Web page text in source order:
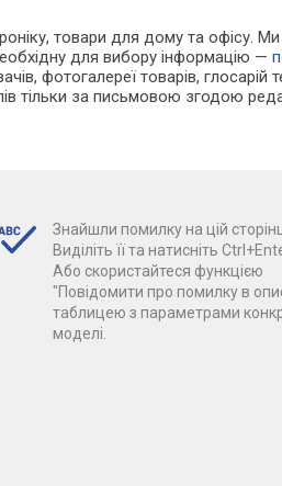
товари для дому та офісу.
для вибору інформацію —
фотогалереї товарів, глосарій
тільки за письмовою згодою
Знайшли помилку на цій
Виділіть її та натисніть
Або скористайтеся функцією
"Повідомити про помилку в
таблицею з параметрами
моделі.